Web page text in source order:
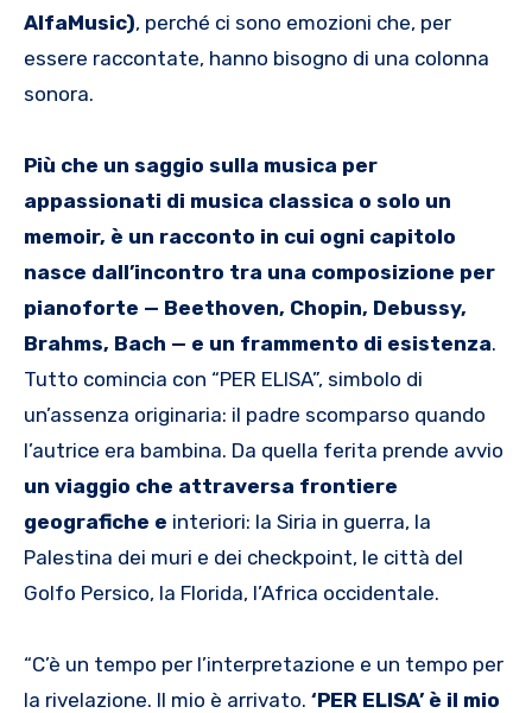
AlfaMusic), perché ci sono emozioni che, per
essere raccontate, hanno bisogno di una colonna
sonora.
Più che un saggio sulla musica per
appassionati di musica classica o solo un
memoir, è un racconto in cui ogni capitolo
nasce dall’incontro tra una composizione per
pianoforte — Beethoven, Chopin, Debussy,
Brahms, Bach — e un frammento di esistenza.
Tutto comincia con “PER ELISA”, simbolo di
un’assenza originaria: il padre scomparso quando
l’autrice era bambina. Da quella ferita prende avvio
un viaggio che attraversa frontiere
geografiche e interiori: la Siria in guerra, la
Palestina dei muri e dei checkpoint, le città del
Golfo Persico, la Florida, l’Africa occidentale.
“C’è un tempo per l’interpretazione e un tempo per
la rivelazione. Il mio è arrivato. ‘PER ELISA’ è il mio